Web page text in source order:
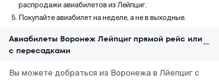
распродажи авиабилетов из Лейпциг.
Покупайте авиабилет на неделе, а не в выходные.
Авиабилеты Воронеж Лейпциг прямой рейс или
с пересадками
Вы можете добраться из Воронежа в Лйепциг с